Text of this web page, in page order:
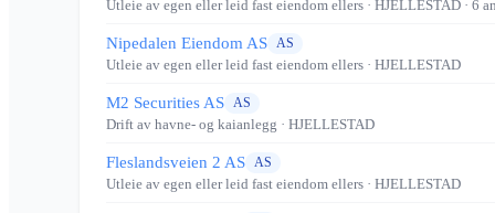
Utleie av egen eller leid fast eiendom ellers · HJELLESTAD · 6
Nipedalen Eiendom AS AS
Utleie av egen eller leid fast eiendom ellers · HJELLESTAD
M2 Securities AS AS
Drift av havne- og kaianlegg · HJELLESTAD
Fleslandsveien 2 AS AS
Utleie av egen eller leid fast eiendom ellers · HJELLESTAD